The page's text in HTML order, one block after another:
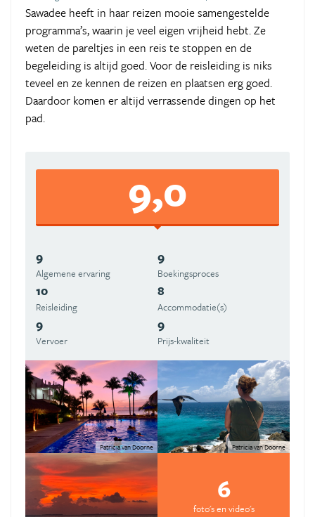
Sawadee heeft in haar reizen mooie samengestelde
programma’s, waarin je veel eigen vrijheid hebt. Ze
weten de pareltjes in een reis te stoppen en de
begeleiding is altijd goed. Voor de reisleiding is niks
teveel en ze kennen de reizen en plaatsen erg goed.
Daardoor komen er altijd verrassende dingen op het
pad.
9,0
9
Algemene ervaring
9
Boekingsproces
10
Reisleiding
8
Accommodatie(s)
9
Vervoer
9
Prijs-kwaliteit
Patricia van Doorne Patricia van Doorne
6
foto's en video's